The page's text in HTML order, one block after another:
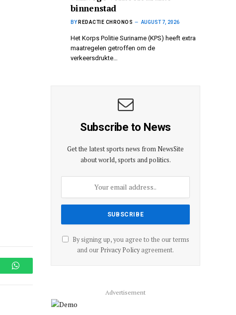
WhatsApp
binnenstad
BY REDACTIE CHRONOS AUGUST 7, 2026
Het Korps Politie Suriname (KPS) heeft extra
maatregelen getroffen om de
verkeersdrukte…
Subscribe to News
Get the latest sports news from NewsSite
about world, sports and politics.
By signing up, you agree to the our terms
and our Privacy Policyagreement.
Advertisement